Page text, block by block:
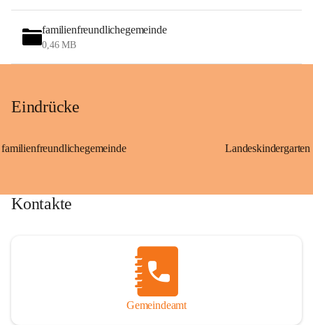
familienfreundlichegemeinde
0,46 MB
Eindrücke
familienfreundlichegemeinde
Kontakte
Gemeindeamt